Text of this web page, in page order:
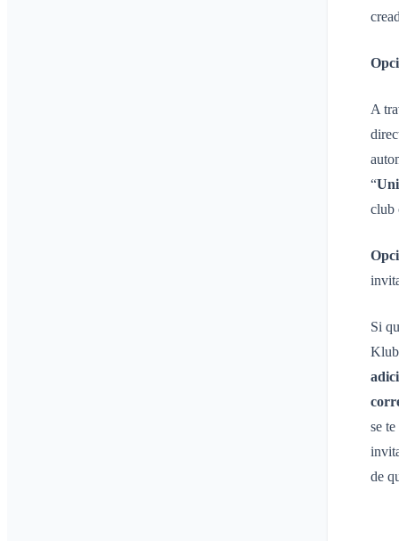
A
“
club
Si
se
de